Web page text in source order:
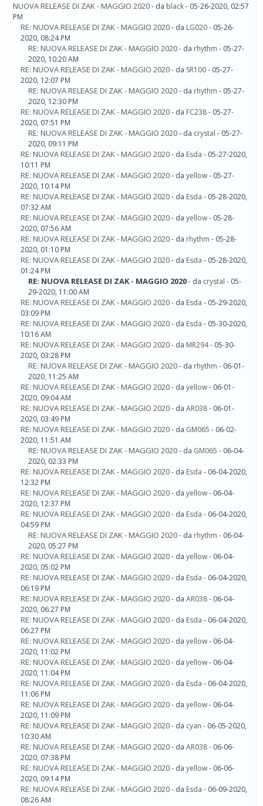
NUOVA RELEASE DI ZAK - MAGGIO 2020- da black- 05-26-2020, 02:57
PM
RE: NUOVA RELEASE DI ZAK - MAGGIO 2020- da LG020- 05-26-
2020, 08:24 PM
RE: NUOVA RELEASE DI ZAK - MAGGIO 2020- da rhythm - 05-27-
2020, 10:20 AM
RE: NUOVA RELEASE DI ZAK - MAGGIO 2020- da SR100- 05-27-
2020, 12:07 PM
RE: NUOVA RELEASE DI ZAK - MAGGIO 2020- da rhythm - 05-27-
2020, 12:30 PM
RE: NUOVA RELEASE DI ZAK - MAGGIO 2020- da FC238- 05-27-
2020, 07:51 PM
RE: NUOVA RELEASE DI ZAK - MAGGIO 2020- da crystal - 05-27-
2020, 09:11 PM
RE: NUOVA RELEASE DI ZAK - MAGGIO 2020- da Esda - 05-27-2020,
10:11 PM
RE: NUOVA RELEASE DI ZAK - MAGGIO 2020- da yellow- 05-27-
2020, 10:14 PM
RE: NUOVA RELEASE DI ZAK - MAGGIO 2020- da Esda - 05-28-2020,
07:32 AM
RE: NUOVA RELEASE DI ZAK - MAGGIO 2020- da yellow- 05-28-
2020, 07:56 AM
RE: NUOVA RELEASE DI ZAK - MAGGIO 2020- da rhythm - 05-28-
2020, 01:10 PM
RE: NUOVA RELEASE DI ZAK - MAGGIO 2020- da Esda - 05-28-2020,
01:24 PM
RE: NUOVA RELEASE DI ZAK - MAGGIO 2020- da crystal - 05-
29-2020, 11:00 AM
RE: NUOVA RELEASE DI ZAK - MAGGIO 2020- da Esda - 05-29-2020,
03:09 PM
RE: NUOVA RELEASE DI ZAK - MAGGIO 2020- da Esda - 05-30-2020,
10:16 AM
RE: NUOVA RELEASE DI ZAK - MAGGIO 2020- da MR294- 05-30-
2020, 03:28 PM
RE: NUOVA RELEASE DI ZAK - MAGGIO 2020- da rhythm - 06-01-
2020, 11:25 AM
RE: NUOVA RELEASE DI ZAK - MAGGIO 2020- da yellow- 06-01-
2020, 09:04 AM
RE: NUOVA RELEASE DI ZAK - MAGGIO 2020- da AR038- 06-01-
2020, 03:49 PM
RE: NUOVA RELEASE DI ZAK - MAGGIO 2020- da GM065 - 06-02-
2020, 11:51 AM
RE: NUOVA RELEASE DI ZAK - MAGGIO 2020- da GM065 - 06-04-
2020, 02:33 PM
RE: NUOVA RELEASE DI ZAK - MAGGIO 2020- da Esda - 06-04-2020,
12:32 PM
RE: NUOVA RELEASE DI ZAK - MAGGIO 2020- da yellow- 06-04-
2020, 12:37 PM
RE: NUOVA RELEASE DI ZAK - MAGGIO 2020- da Esda - 06-04-2020,
04:59 PM
RE: NUOVA RELEASE DI ZAK - MAGGIO 2020- da rhythm - 06-04-
2020, 05:27 PM
RE: NUOVA RELEASE DI ZAK - MAGGIO 2020- da yellow- 06-04-
2020, 05:02 PM
RE: NUOVA RELEASE DI ZAK - MAGGIO 2020- da Esda - 06-04-2020,
06:19 PM
RE: NUOVA RELEASE DI ZAK - MAGGIO 2020- da AR038- 06-04-
2020, 06:27 PM
RE: NUOVA RELEASE DI ZAK - MAGGIO 2020- da Esda - 06-04-2020,
06:27 PM
RE: NUOVA RELEASE DI ZAK - MAGGIO 2020- da yellow- 06-04-
2020, 11:02 PM
RE: NUOVA RELEASE DI ZAK - MAGGIO 2020- da yellow- 06-04-
2020, 11:04 PM
RE: NUOVA RELEASE DI ZAK - MAGGIO 2020- da Esda - 06-04-2020,
11:06 PM
RE: NUOVA RELEASE DI ZAK - MAGGIO 2020- da yellow- 06-04-
2020, 11:09 PM
RE: NUOVA RELEASE DI ZAK - MAGGIO 2020- da cyan - 06-05-2020,
10:30 AM
RE: NUOVA RELEASE DI ZAK - MAGGIO 2020- da AR038- 06-06-
2020, 07:38 PM
RE: NUOVA RELEASE DI ZAK - MAGGIO 2020- da yellow- 06-06-
2020, 09:14 PM
RE: NUOVA RELEASE DI ZAK - MAGGIO 2020- da Esda - 06-09-2020,
08:26 AM